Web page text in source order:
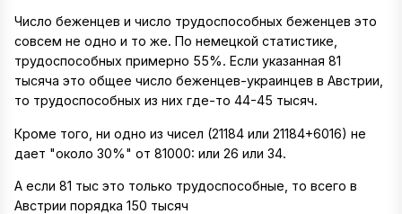
Число беженцев и число трудоспособных беженцев это
совсем не одно и то же. По немецкой статистике,
трудоспособных примерно 55%. Если указанная 81
тысяча это общее число беженцев-украинцев в Австрии,
то трудоспособных из них где-то 44-45 тысяч.
Кроме того, ни одно из чисел (21184 или 21184+6016) не
дает "около 30%" от 81000: или 26 или 34.
А если 81 тыс это только трудоспособные, то всего в
Австрии порядка 150 тысяч